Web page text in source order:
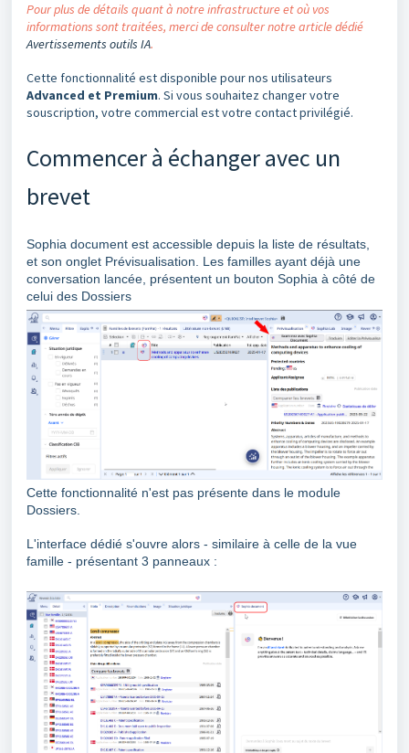
Pour plus de détails quant à notre infrastructure et où vos
informations sont traitées, merci de consulter notre article dédié
Avertissements outils IA.
Cette fonctionnalité est disponible pour nos utilisateurs
Advanced et Premium. Si vous souhaitez changer votre
souscription, votre commercial est votre contact privilégié.
Commencer à échanger avec un
brevet
Sophia document est accessible depuis la liste de résultats,
et son onglet Prévisualisation. Les familles ayant déjà une
conversation lancée, présentent un bouton Sophia à côté de
celui des Dossiers
Cette fonctionnalité n'est pas présente dans le module
Dossiers.
L'interface dédié s'ouvre alors - similaire à celle de la vue
famille - présentant 3 panneaux :